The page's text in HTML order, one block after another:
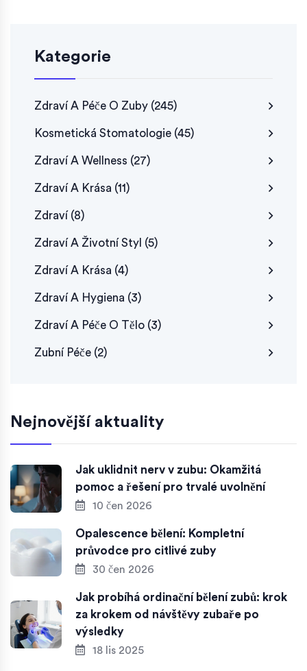
Kategorie
Zdraví A Péče O Zuby (245)
Kosmetická Stomatologie (45)
Zdraví A Wellness (27)
Zdraví A Krása (11)
Zdraví (8)
Zdraví A Životní Styl (5)
Zdraví A Krása (4)
Zdraví A Hygiena (3)
Zdraví A Péče O Tělo (3)
Zubní Péče (2)
Nejnovější aktuality
Jak uklidnit nerv v zubu: Okamžitá
pomoc a řešení pro trvalé uvolnění
10 čen 2026
Opalescence bělení: Kompletní
průvodce pro citlivé zuby
30 čen 2026
Jak probíhá ordinační bělení zubů: krok
za krokem od návštěvy zubaře po
výsledky
18 lis 2025